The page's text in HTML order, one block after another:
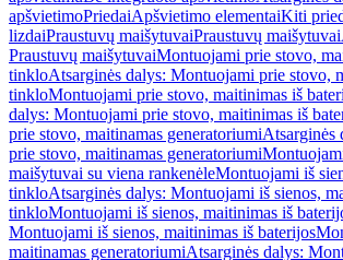
apšvietimoPriedaiApšvietimo elementaiKiti
lizdaiPraustuvų maišytuvaiPraustuvų maišytuvai
Praustuvų maišytuvaiMontuojami prie stovo,
tinkloAtsarginės dalys: Montuojami prie stovo,
tinkloMontuojami prie stovo, maitinimas iš
dalys: Montuojami prie stovo, maitinimas iš
prie stovo, maitinamas generatoriumiAtsarginės
prie stovo, maitinamas generatoriumi
maišytuvai su viena rankenėleMontuojami iš
tinkloAtsarginės dalys: Montuojami iš sienos,
tinkloMontuojami iš sienos, maitinimas iš
Montuojami iš sienos, maitinimas iš baterijos
maitinamas generatoriumiAtsarginės dalys: